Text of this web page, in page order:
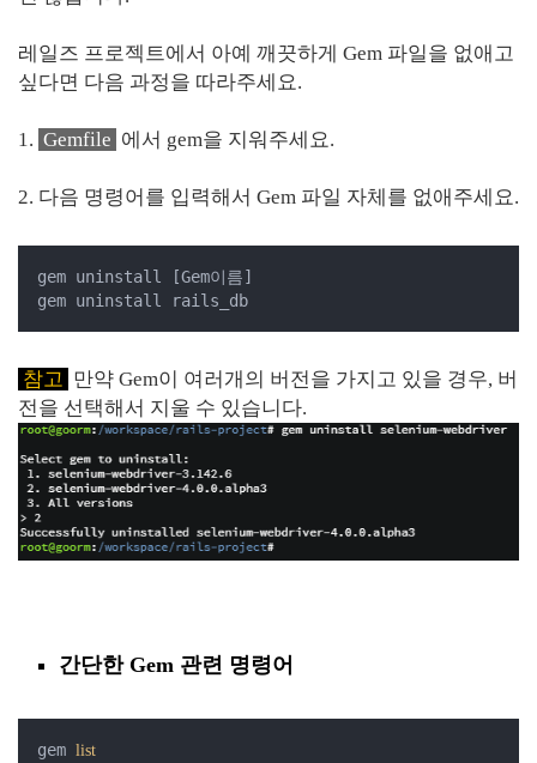
레일즈 프로젝트에서 아예 깨끗하게 Gem 파일을 없애고
싶다면 다음 과정을 따라주세요.
1. Gemfile 에서 gem을 지워주세요.
2. 다음 명령어를 입력해서 Gem 파일 자체를 없애주세요.
gem uninstall [Gem이름]
gem uninstall rails_db
참고 만약 Gem이 여러개의 버전을 가지고 있을 경우, 버
전을 선택해서 지울 수 있습니다.
간단한 Gem 관련 명령어
gem list